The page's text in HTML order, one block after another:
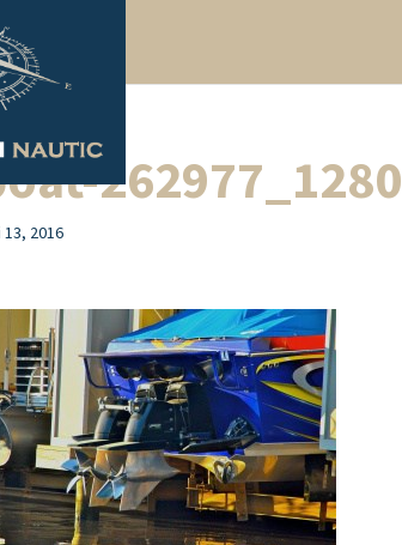
262977_1280
13, 2016